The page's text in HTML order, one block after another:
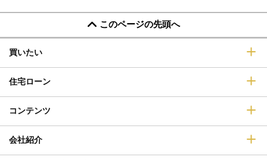
このページの先頭へ
買いたい
住宅ローン
コンテンツ
会社紹介